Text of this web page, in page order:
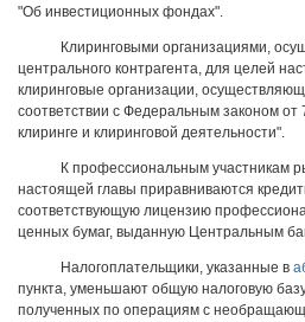
"Об инвестиционных фондах".
Клиринговыми организациями,
центрального контрагента, для целей
клиринговые организации,
соответствии с Федеральным законом
клиринге и клиринговой деятельности".
К профессиональным участникам
настоящей главы приравниваются
соответствующую лицензию
ценных бумаг, выданную Центральным
Налогоплательщики, указанные в
пункта, уменьшают общую налоговую
полученных по операциям с